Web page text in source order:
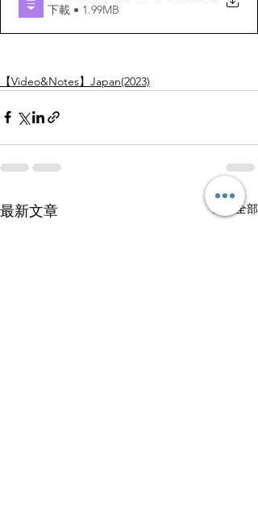
下載 • 1.99MB
【Video&Notes】Japan(2023)
最新文章 查看全部